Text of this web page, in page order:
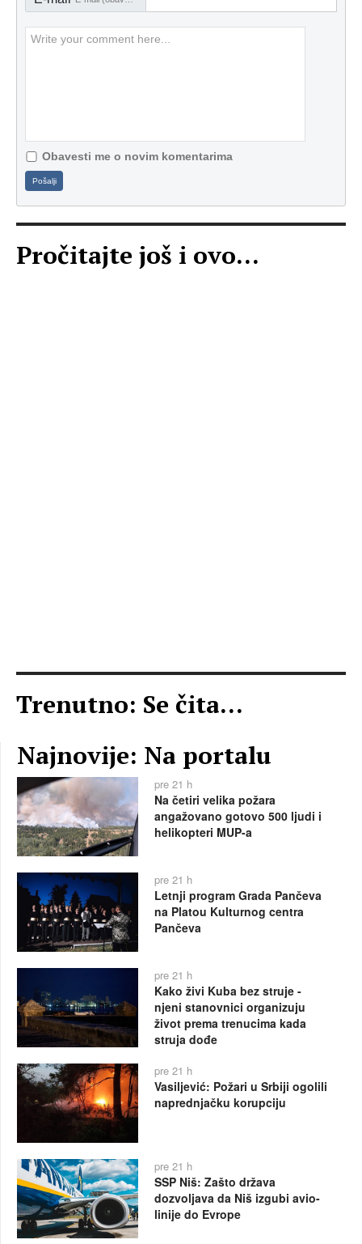
Obavesti me o novim komentarima
Pošalji
Pročitajte još i ovo...
Trenutno: Se čita...
Najnovije: Na portalu
pre 21 h
Na četiri velika požara
angažovano gotovo 500 ljudi i
helikopteri MUP-a
pre 21 h
Letnji program Grada Pančeva
na Platou Kulturnog centra
Pančeva
pre 21 h
Kako živi Kuba bez struje -
njeni stanovnici organizuju
život prema trenucima kada
struja dođe
pre 21 h
Vasiljević: Požari u Srbiji ogolili
naprednjačku korupciju
pre 21 h
SSP Niš: Zašto država
dozvoljava da Niš izgubi avio-
linije do Evrope